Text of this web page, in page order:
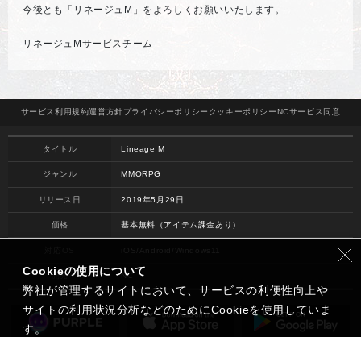
今後とも「リネージュM」をよろしくお願いいたします。
リネージュMサービスチーム
サービス利用規約運営方針プライバシーポリシー クッキーポリシー NCサービス 同意
タイトル Lineage M
ジャンル MMORPG
リリース日 2019年5月29日
価格 基本無料（アイテム課金あり）
開発 NC
Cookieの使用について
弊社が管理するサイトにおいて、サービスの利便性向上や
サイトの利用状況分析などのためにCookieを使用していま
す。